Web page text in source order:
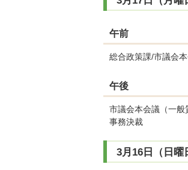
午前
総合政策課/市議会
午後
市議会本会議（一
事務決裁
3月16日（日曜